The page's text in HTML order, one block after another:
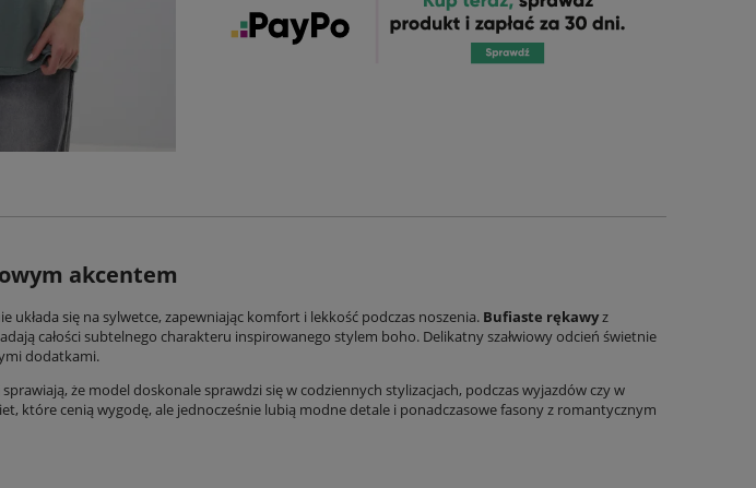
akcentem
układa się na sylwetce, zapewniając komfort i lekkość podczas noszenia. Bufiaste rękawyz
całości subtelnego charakteru inspirowanego stylem boho. Delikatny szałwiowy odcień świetnie
dodatkami.
że model doskonale sprawdzi się w codziennych stylizacjach, podczas wyjazdów czy w
które cenią wygodę, ale jednocześnie lubią modne detale i ponadczasowe fasony z romantycznym